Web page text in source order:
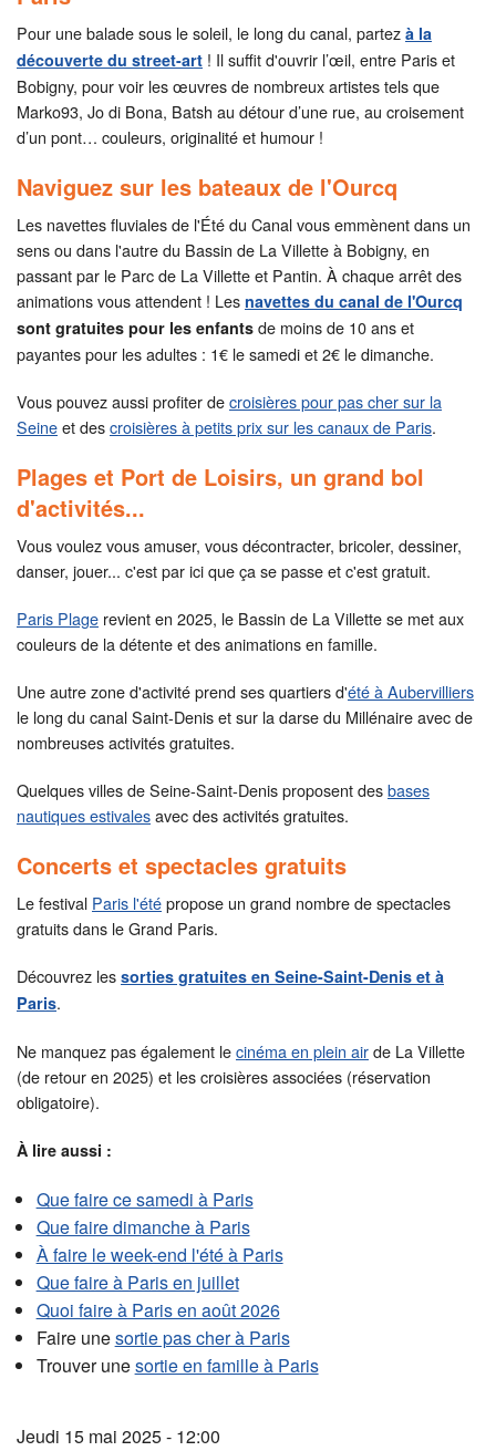
Pour une balade sous le soleil, le long du canal, partez à la
découverte du street-art ! Il suffit d'ouvrir l’œil, entre Paris et
Bobigny, pour voir les œuvres de nombreux artistes tels que
Marko93, Jo di Bona, Batsh au détour d’une rue, au croisement
d’un pont… couleurs, originalité et humour !
Naviguez sur les bateaux de l'Ourcq
Les navettes fluviales de l'Été du Canal vous emmènent dans un
sens ou dans l'autre du Bassin de La Villette à Bobigny, en
passant par le Parc de La Villette et Pantin. À chaque arrêt des
animations vous attendent ! Les navettes du canal de l'Ourcq
sont gratuites pour les enfants de moins de 10 ans et
payantes pour les adultes : 1€ le samedi et 2€ le dimanche.
Vous pouvez aussi profiter decroisières pour pas cher sur la
Seineet descroisières à petits prix sur les canaux de Paris.
Plages et Port de Loisirs, un grand bol
d'activités...
Vous voulez vous amuser, vous décontracter, bricoler, dessiner,
danser, jouer... c'est par ici que ça se passe et c'est gratuit.
Paris Plage revient en 2025, le Bassin de La Villette se met aux
couleurs de la détente et des animations en famille.
Une autre zone d'activité prend ses quartiers d'été à Aubervilliers
le long du canal Saint-Denis et sur la darse du Millénaire avec de
nombreuses activités gratuites.
Quelques villes de Seine-Saint-Denis proposent desbases
nautiques estivalesavec des activités gratuites.
Concerts et spectacles gratuits
Le festival Paris l'étépropose un grand nombre de spectacles
gratuits dans le Grand Paris.
Découvrez les sorties gratuites en Seine-Saint-Denis et à
Paris.
Ne manquez pas également lecinéma en plein airde La Villette
(de retour en 2025) et les croisières associées (réservation
obligatoire).
À lire aussi :
Que faire ce samedi à Paris
Que faire dimanche à Paris
À faire le week-end l'été à Paris
Que faire à Paris en juillet
Quoi faire à Paris en août 2026
Faire unesortie pas cher à Paris
Trouver unesortie en famille à Paris
Jeudi 15 mai 2025 - 12:00